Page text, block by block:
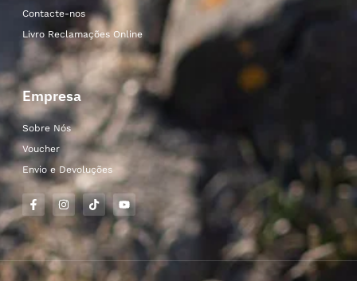
Contacte-nos
Livro Reclamações Online
Empresa
Sobre Nós
Voucher
Envio e Devoluções